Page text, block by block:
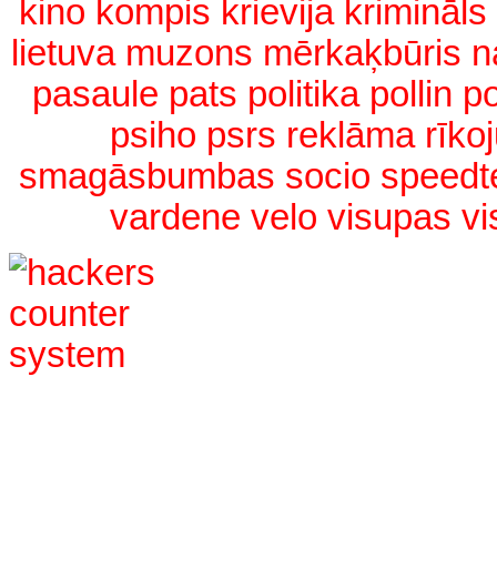
kino kompis krievija krimināls
lietuva muzons mērkaķbūris
pasaule pats politika pollin
psiho psrs reklāma
smagāsbumbas socio
vardene velo visupas